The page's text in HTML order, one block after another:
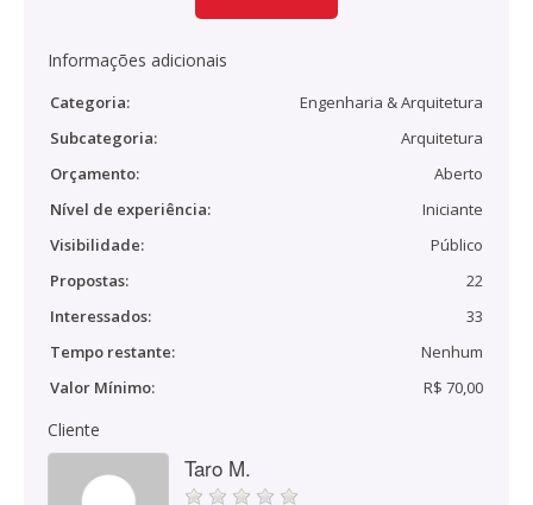
Informações adicionais
Categoria:
Engenharia & Arquitetura
Subcategoria:
Arquitetura
Orçamento:
Aberto
Nível de experiência:
Iniciante
Visibilidade:
Público
Propostas:
22
Interessados:
33
Tempo restante:
Nenhum
Valor Mínimo:
R$ 70,00
Cliente
Taro M.